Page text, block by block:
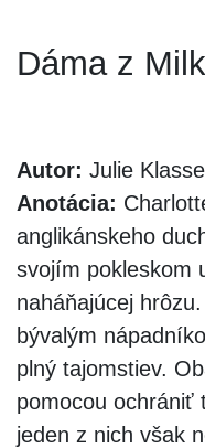
Dáma z
Autor: Julie
Anotácia:
anglikánskeho
svojím pokleskom
naháňajúcej
bývalým
plný tajomstiev.
pomocou ochrániť
jeden z nich však